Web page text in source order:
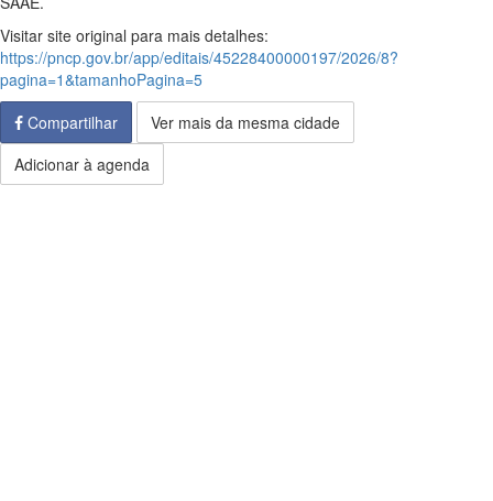
Visitar site original para mais detalhes:
https://pncp.gov.br/app/editais/45228400000197/2026/8?
pagina=1&tamanhoPagina=5
Compartilhar
Ver mais da mesma cidade
Adicionar à agenda